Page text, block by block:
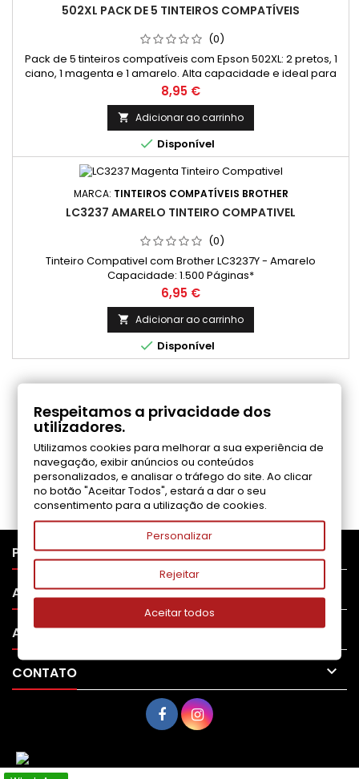
502XL PACK DE 5 TINTEIROS COMPATÍVEIS
(0)
Pack de 5 tinteiros compatíveis com Epson 502XL: 2 pretos, 1
ciano, 1 magenta e 1 amarelo. Alta capacidade e ideal para
impressões de qualidade. Rendimento Médio: Preto: 550
Páginas* Cada cor: 470 Páginas* *(Média com base na
norma ISO/IEC 24711 e impressão contínua. O rendimento real
varia consideravelmente com base no conteúdo das
páginas impressas e...
Preço
8,95 €
 Adicionar ao carrinho
 Disponível
MARCA: TINTEIROS COMPATÍVEIS BROTHER
LC3237 AMARELO TINTEIRO COMPATIVEL
(0)
Tinteiro Compativel com Brother LC3237Y - Amarelo
Capacidade: 1.500 Páginas*
Preço
6,95 €
 Adicionar ao carrinho
 Disponível
COMENTÁRIOS (0)
Seja o primeiro a fazer uma avaliação
PRODUTOS 
APOIO AO CLIENTE 
A SUA CONTA 
CONTATO 
Respeitamos a privacidade dos
utilizadores.
Utilizamos cookies para melhorar a sua experiência de
navegação, exibir anúncios ou conteúdos
personalizados, e analisar o tráfego do site. Ao clicar
no botão "Aceitar Todos", estará a dar o seu
consentimento para a utilização de cookies.
Personalizar
Rejeitar
Aceitar todos